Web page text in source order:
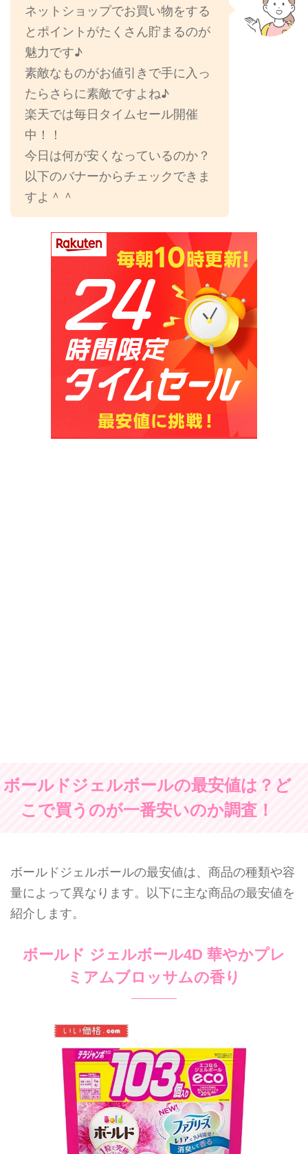
ネットショップでお買い物をする
とポイントがたくさん貯まるのが
魅力です♪
素敵なものがお値引きで手に入っ
たらさらに素敵ですよね♪
楽天では毎日タイムセール開催
中！！
今日は何が安くなっているのか？
以下のバナーからチェックできま
すよ＾＾
ボールドジェルボールの最安値は？ど
こで買うのが一番安いのか調査！
ボールドジェルボールの最安値は、商品の種類や容
量によって異なります。以下に主な商品の最安値を
紹介します。
ボールド ジェルボール4D 華やかプレ
ミアムブロッサムの香り